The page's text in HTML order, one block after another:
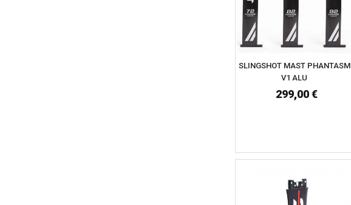
SLINGSHOT MAST PHANTASM
V1 ALU
299,00 €